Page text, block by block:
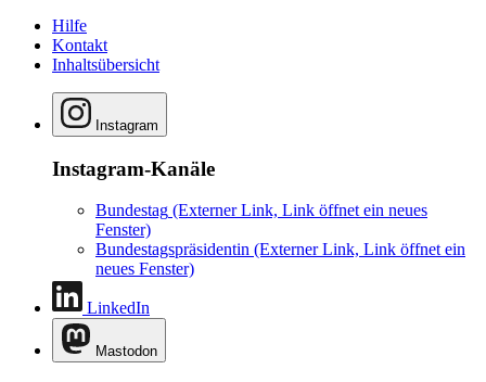
Hilfe
Kontakt
Inhaltsübersicht
Instagram
Instagram-Kanäle
Bundestag (Externer Link, Link öffnet ein neues
Fenster)
Bundestagspräsidentin (Externer Link, Link öffnet ein
neues Fenster)
LinkedIn
Mastodon